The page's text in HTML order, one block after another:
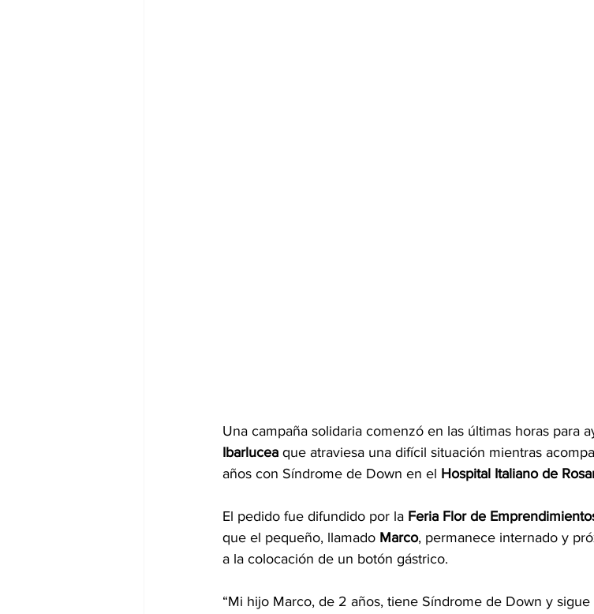
Una campaña solidaria comenzó en las últimas horas para
Ibarlucea que atraviesa una difícil situación mientras
años con Síndrome de Down en el Hospital Italiano de
El pedido fue difundido por la Feria Flor de
que el pequeño, llamado Marco, permanece internado y
a la colocación de un botón gástrico.
“Mi hijo Marco, de 2 años, tiene Síndrome de Down y